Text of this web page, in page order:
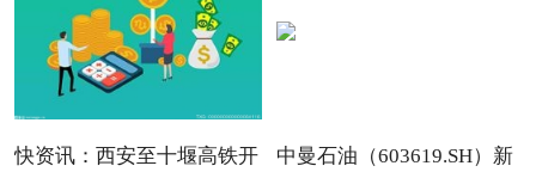
快资讯：西安至十堰高铁开
中曼石油（603619.SH）新